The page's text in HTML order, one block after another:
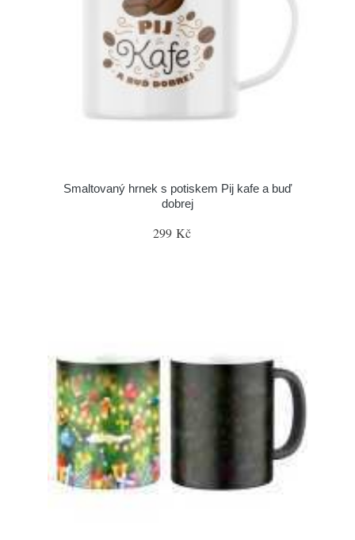
Smaltovaný hrnek s potiskem Pij kafe a buď
dobrej
299 Kč